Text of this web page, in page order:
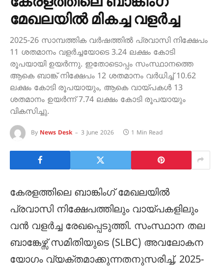
മേഖലയിൽ മികച്ച വളർച്ച
2025-26 സാമ്പത്തിക വർഷത്തിൽ പ്രവാസി നിക്ഷേപം
11 ശതമാനം വളർച്ചയോടെ 3.24 ലക്ഷം കോടി
രൂപയായി ഉയർന്നു. ഇതോടൊപ്പം സംസ്ഥാനത്തെ
ആകെ ബാങ്ക് നിക്ഷേപം 12 ശതമാനം വർധിച്ച് 10.62
ലക്ഷം കോടി രൂപയായും, ആകെ വായ്പകൾ 13
ശതമാനം ഉയർന്ന് 7.74 ലക്ഷം കോടി രൂപയായും
വികസിച്ചു.
By News Desk 3 June 2026 1 Min Read
കേരളത്തിലെ ബാങ്കിംഗ് മേഖലയിൽ
പ്രവാസി നിക്ഷേപത്തിലും വായ്പകളിലും
വൻ വളർച്ച രേഖപ്പെടുത്തി. സംസ്ഥാന തല
ബാങ്കേഴ്സ് സമിതിയുടെ (SLBC) അവലോകന
യോഗം വ്യക്തമാക്കുന്നതനുസരിച്ച്, 2025-